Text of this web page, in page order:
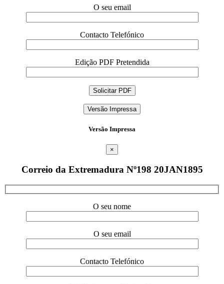
O seu email
Contacto Telefónico
Edição PDF Pretendida
Versão Impressa
Versão Impressa
×
Correio da Extremadura Nº198 20JAN1895
O seu nome
O seu email
Contacto Telefónico